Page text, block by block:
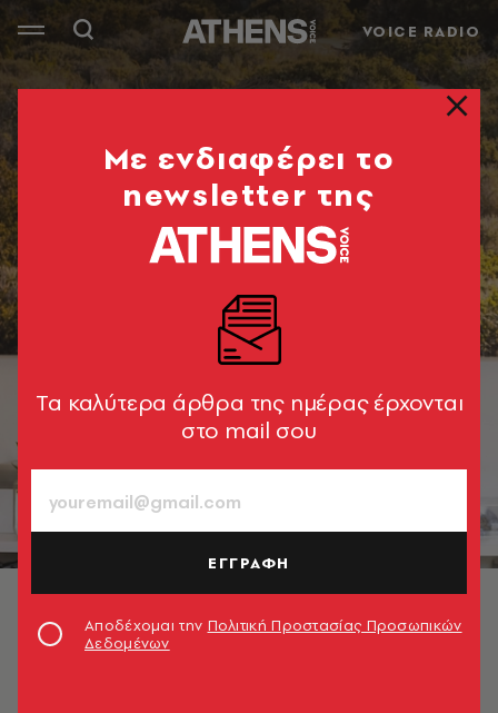
VOICE RADIO
Θωμάς Δοξιάδης © Τάσος Ανέστης
Mε ενδιαφέρει το
newsletter της
Tα καλύτερα άρθρα της ημέρας έρχονται
στο mail σου
ΕΓΓΡΑΦΗ
Αποδέχομαι την Πολιτική Προστασίας Προσωπικών
Δεδομένων